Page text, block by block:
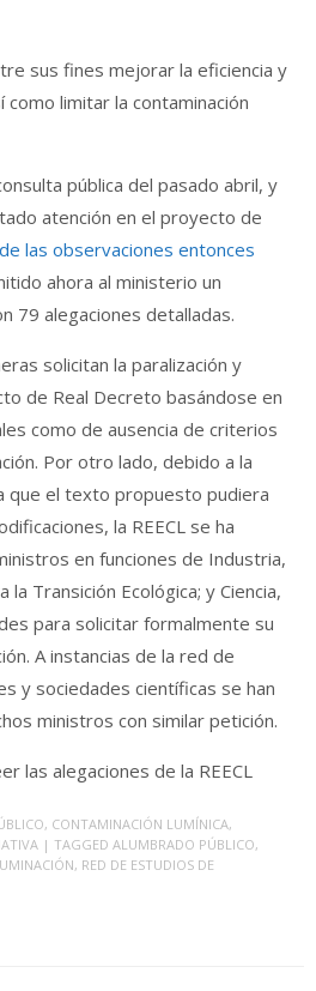
sus fines mejorar la eficiencia y
limitar la contaminación
pública del pasado abril, y
atención en el proyecto de
las observaciones entonces
ahora al ministerio un
79 alegaciones detalladas.
solicitan la paralización y
de Real Decreto basándose en
como de ausencia de criterios
Por otro lado, debido a la
que el texto propuesto pudiera
la REECL se ha
en funciones de Industria,
Transición Ecológica; y Ciencia,
para solicitar formalmente su
A instancias de la red de
y sociedades científicas se han
ministros con similar petición.
las alegaciones de la REECL
, CONTAMINACIÓN LUMÍNICA,
| TAGGED ALUMBRADO PÚBLICO,
, RED DE ESTUDIOS DE